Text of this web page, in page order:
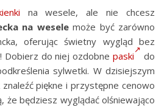
na wesele, ale nie chcesz
na weselemoże być zarówno
oferując świetny wygląd bez
Dobierz do niej ozdobnepaski
do
sylwetki. W dzisiejszym
piękne i przystępne cenowo
że będziesz wyglądać olśniewająco